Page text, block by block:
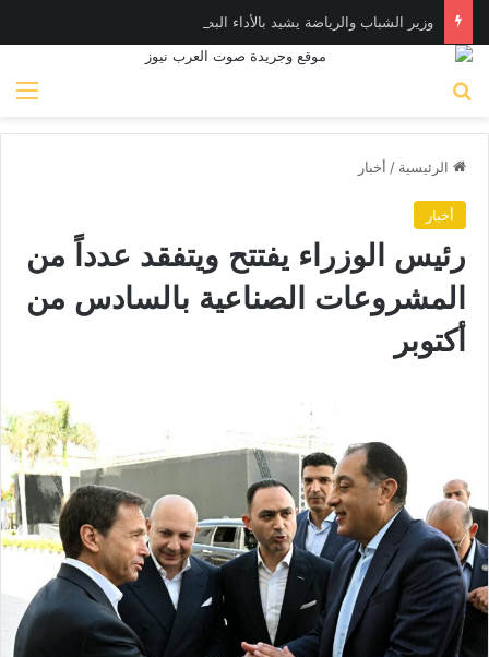
الرئيسية / أخبار
أخبار
رئيس الوزراء يفتتح ويتفقد عدداً من
المشروعات الصناعية بالسادس من
أكتوبر